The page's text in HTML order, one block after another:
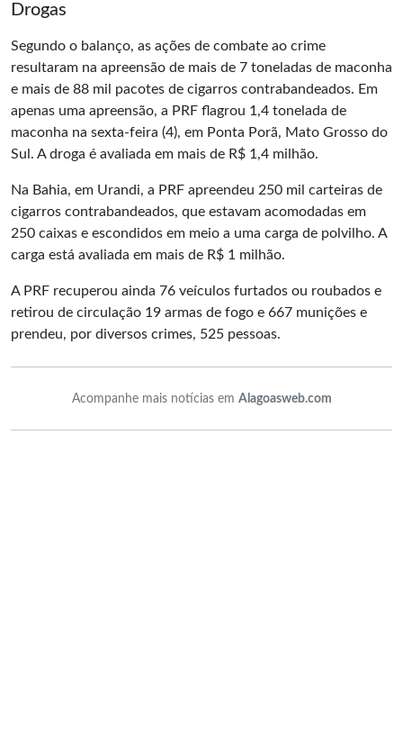
Drogas
Segundo o balanço, as ações de combate ao crime
resultaram na apreensão de mais de 7 toneladas de maconha
e mais de 88 mil pacotes de cigarros contrabandeados. Em
apenas uma apreensão, a PRF flagrou 1,4 tonelada de
maconha na sexta-feira (4), em Ponta Porã, Mato Grosso do
Sul. A droga é avaliada em mais de R$ 1,4 milhão.
Na Bahia, em Urandi, a PRF apreendeu 250 mil carteiras de
cigarros contrabandeados, que estavam acomodadas em
250 caixas e escondidos em meio a uma carga de polvilho. A
carga está avaliada em mais de R$ 1 milhão.
A PRF recuperou ainda 76 veículos furtados ou roubados e
retirou de circulação 19 armas de fogo e 667 munições e
prendeu, por diversos crimes, 525 pessoas.
Acompanhe mais notícias em Alagoasweb.com